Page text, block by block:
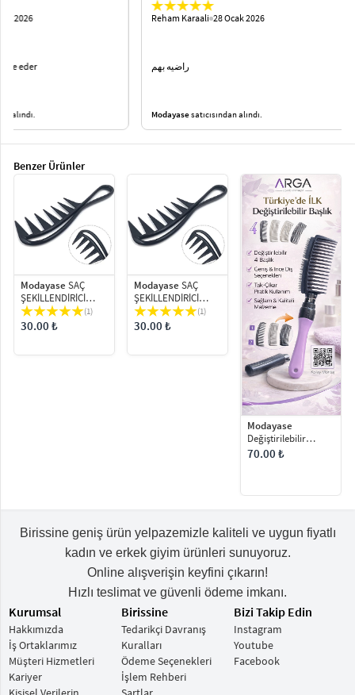
28 Ocak 2026
satıcısından alındı.
Benzer Ürünler
Modayase SAÇ
ŞEKİLLENDİRİCİ
TARAK
(1)
30.00 ₺
Modayase SAÇ
ŞEKİLLENDİRİCİ
TARAK
(1)
30.00 ₺
Modayase
Değiştirilebilir
Başlıklı Tarak 4 Çeşit
70.00 ₺
Birissine geniş ürün yelpazemizle kaliteli ve uygun fiyatlı
kadın ve erkek giyim ürünleri sunuyoruz.
Online alışverişin keyfini çıkarın!
Hızlı teslimat ve güvenli ödeme imkanı.
Kurumsal
Hakkımızda
İş Ortaklarımız
Müşteri Hizmetleri
Kariyer
Birissine
Tedarikçi Davranış
Kuralları
Ödeme Seçenekleri
İşlem Rehberi
Bizi Takip Edin
Instagram
Youtube
Facebook